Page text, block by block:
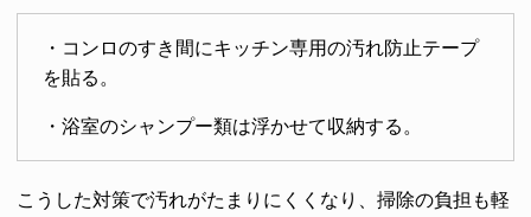
・コンロのすき間にキッチン専用の汚れ防止テープ
を貼る。
・浴室のシャンプー類は浮かせて収納する。
こうした対策で汚れがたまりにくくなり、掃除の負担も軽